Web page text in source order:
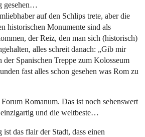
gesehen…
auf den Schlips trete, aber die
historischen Monumente sind als
der Reiz, den man sich (historisch)
alles schreit danach: „Gib mir
Spanischen Treppe zum Kolosseum
fast alles schon gesehen was Rom zu
Romanum. Das ist noch sehenswert
und die weltbeste…
ist das flair der Stadt, dass einen